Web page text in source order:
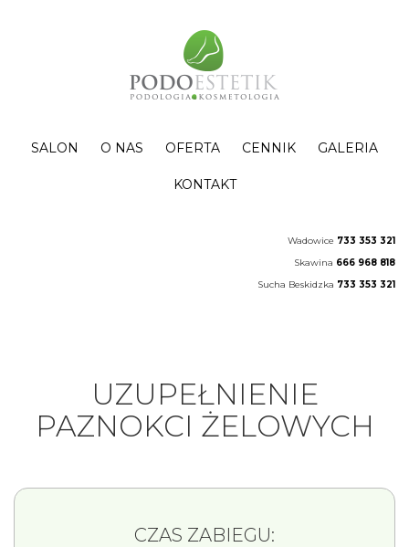
SALON O NAS OFERTA CENNIK GALERIA
KONTAKT
Wadowice 733 353 321
Skawina 666 968 818
Sucha Beskidzka 733 353 321
UZUPEŁNIENIE
PAZNOKCI ŻELOWYCH
CZAS ZABIEGU: